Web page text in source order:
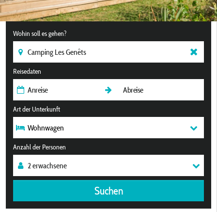
Wohin soll es gehen?
Reisedaten
Art der Unterkunft
Wohnwagen
Anzahl der Personen
Suchen